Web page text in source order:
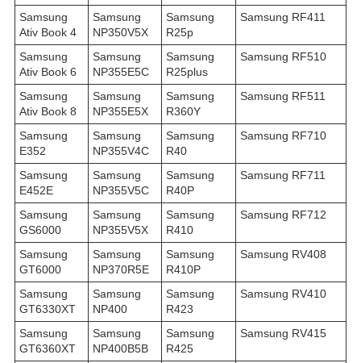
Samsung
Ativ Book 4
Samsung
NP350V5X
Samsung
R25p
Samsung RF411
Samsung
Ativ Book 6
Samsung
NP355E5C
Samsung
R25plus
Samsung RF510
Samsung
Ativ Book 8
Samsung
NP355E5X
Samsung
R360Y
Samsung RF511
Samsung
E352
Samsung
NP355V4C
Samsung
R40
Samsung RF710
Samsung
E452E
Samsung
NP355V5C
Samsung
R40P
Samsung RF711
Samsung
GS6000
Samsung
NP355V5X
Samsung
R410
Samsung RF712
Samsung
GT6000
Samsung
NP370R5E
Samsung
R410P
Samsung RV408
Samsung
GT6330XT
Samsung
NP400
Samsung
R423
Samsung RV410
Samsung
GT6360XT
Samsung
NP400B5B
Samsung
R425
Samsung RV415